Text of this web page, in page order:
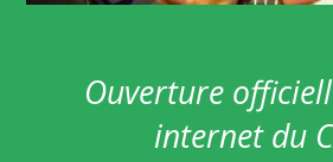
Ouverture
internet du